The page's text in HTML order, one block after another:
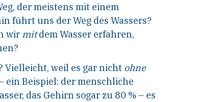
der meistens mit einem
führt uns der Weg des Wassers?
wir mitdem Wasser erfahren,
Vielleicht, weil es gar nicht ohne
ein Beispiel: der menschliche
das Gehirn sogar zu 80 % – es